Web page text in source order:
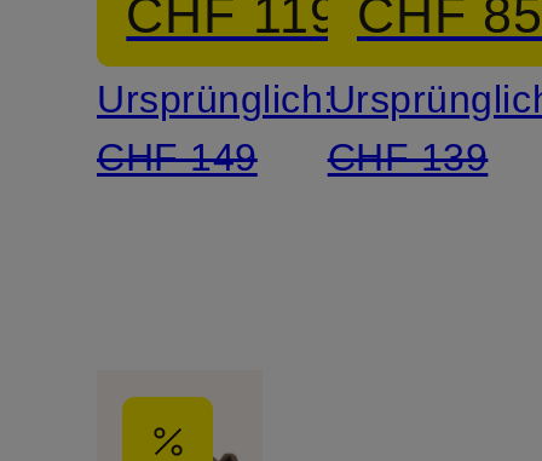
CHF 119
Ursprünglich:
CHF 149
CHF
CHF 139